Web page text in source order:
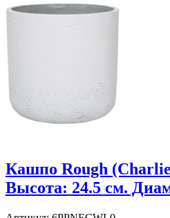
Кашпо Rough
Высота: 24.5 см.